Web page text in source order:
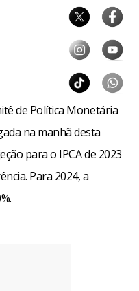
de Política Monetária
na manhã desta
para o IPCA de 2023
Para 2024, a